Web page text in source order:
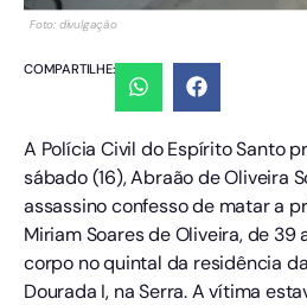
Foto: divulgação
COMPARTILHE:
A Polícia Civil do Espírito Santo
sábado (16), Abraão de Oliveira
assassino confesso de matar a
Miriam Soares de Oliveira, de 39
corpo no quintal da residência
Dourada I, na Serra. A vítima